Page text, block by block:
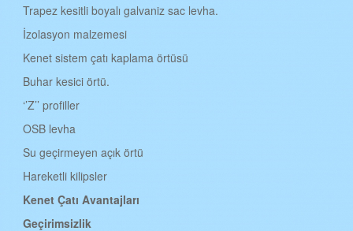
IĞDIR KENET ÇATI
YALOVA KENET ÇATI
KARABÜK KENET ÇATI
DÜZCE KENET ÇATI
Trapez kesitli boyalı galvaniz sac levha.
İzolasyon malzemesi
Kenet sistem çatı kaplama örtüsü
Buhar kesici örtü.
‘’Z’’ profiller
OSB levha
Su geçirmeyen açık örtü
Hareketli kilipsler
KenetÇatıAvantajları
Geçirimsizlik